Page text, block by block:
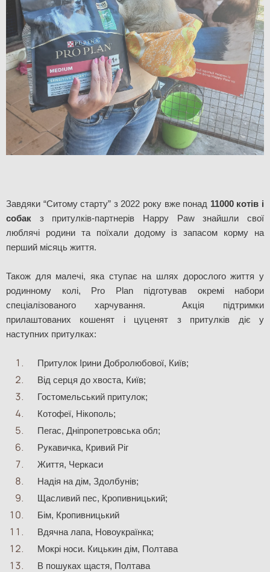
Завдяки “Ситому старту” з 2022 року вже понад 11000 котів і
собак з притулків-партнерів Happy Paw знайшли свої
люблячі родини та поїхали додому із запасом корму на
перший місяць життя.
Також для малечі, яка ступає на шлях дорослого життя у
родинному колі, Pro Plan підготував окремі набори
спеціалізованого харчування.  Акція підтримки
прилаштованих кошенят і цуценят з притулків діє у
наступних притулках:
Притулок Ірини Добролюбової, Київ;
Від серця до хвоста, Київ;
Гостомельський притулок;
Котофеї, Нікополь;
Пегас, Дніпропетровська обл;
Рукавичка, Кривий Ріг
Життя, Черкаси
Надія на дім, Здолбунів;
Щасливий пес, Кропивницький;
Бім, Кропивницький
Вдячна лапа, Новоукраїнка;
Мокрі носи. Кицькин дім, Полтава
В пошуках щастя, Полтава